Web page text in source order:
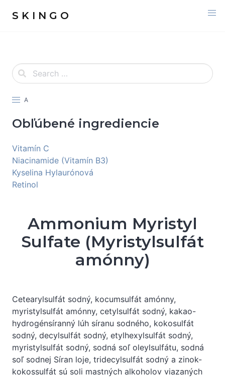
S K I N G O
A
Obľúbené ingrediencie
Vitamín C
Niacinamide (Vitamín B3)
Kyselina Hylaurónová
Retinol
Ammonium Myristyl
Sulfate (Myristylsulfát
amónny)
Cetearylsulfát sodný, kocumsulfát amónny,
myristylsulfát amónny, cetylsulfát sodný, kakao-
hydrogénsíranný lúh síranu sodného, kokosulfát
sodný, decylsulfát sodný, etylhexylsulfát sodný,
myristylsulfát sodný, sodná soľ oleylsulfátu, sodná
soľ sodnej Síran loje, tridecylsulfát sodný a zinok-
kokossulfát sú soli mastných alkoholov viazaných